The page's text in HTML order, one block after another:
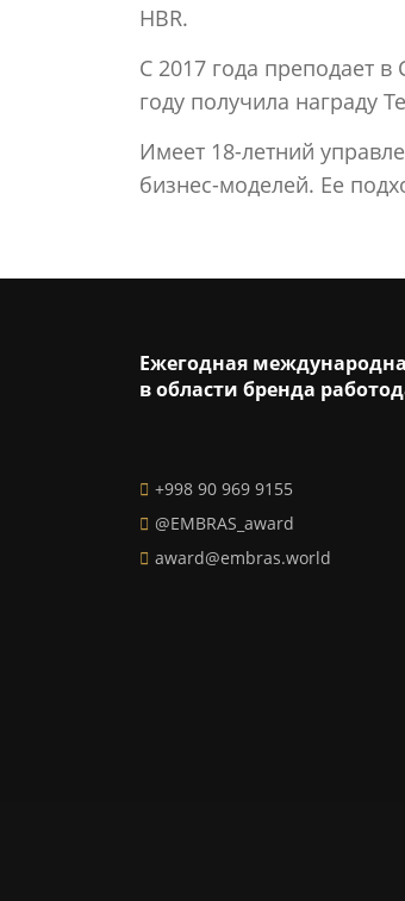
HBR.
С 2017 года преподает
году получила награду
Имеет 18-летний
бизнес-моделей. Ее
Ежегодная
в области бренда
+998 90 969 9155
@EMBRAS_award
award@embras.world